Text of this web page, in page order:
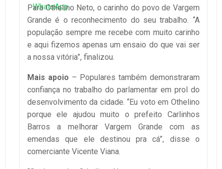
Para Othelino Neto, o carinho do povo de Vargem
Grande é o reconhecimento do seu trabalho. “A
população sempre me recebe com muito carinho
e aqui fizemos apenas um ensaio do que vai ser
a nossa vitória”, finalizou.
Mais apoio – Populares também demonstraram
confiança no trabalho do parlamentar em prol do
desenvolvimento da cidade. “Eu voto em Othelino
porque ele ajudou muito o prefeito Carlinhos
Barros a melhorar Vargem Grande com as
emendas que ele destinou pra cá”, disse o
comerciante Vicente Viana.